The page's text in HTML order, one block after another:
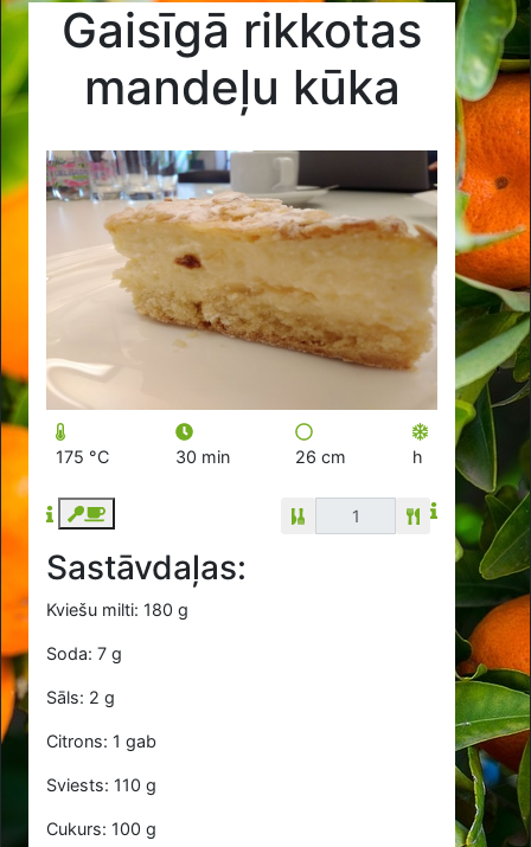
Gaisīgā rikkotas
mandeļu kūka
175 °C 30 min 26 cm h
Sastāvdaļas:
Kviešu milti: 180 g
Soda: 7 g
Sāls: 2 g
Citrons: 1 gab
Sviests: 110 g
Cukurs: 100 g